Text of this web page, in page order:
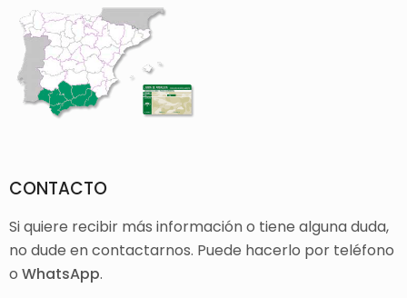
CONTACTO
Si quiere recibir más información o tiene alguna duda,
no dude en contactarnos. Puede hacerlo por teléfono
o WhatsApp.